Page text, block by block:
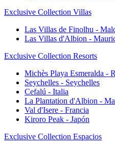
Exclusive Collection Villas
Las Villas de Finolhu -
Las Villas d'Albion -
Exclusive Collection Resorts
Michès Playa Esmeralda -
Seychelles - Seychelles
Cefalú - Italia
La Plantation d'Albion -
Val d'Isere - Francia
Kiroro Peak - Japón
Exclusive Collection Espacios